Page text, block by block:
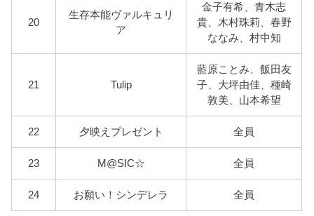
20
生存本能ヴァルキュリ
ア
金子有希、青木志
貴、木村珠莉、春野
ななみ、村中知
21 Tulip
藍原ことみ、飯田友
子、大坪由佳、種崎
敦美、山本希望
22 夕映えプレゼント 全員
23 M@SIC☆ 全員
24 お願い！シンデレラ 全員